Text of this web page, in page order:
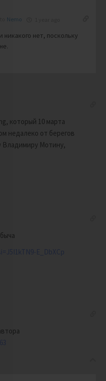
Nemo
никакого нет, поскольку
который 10 марта
недалеко от берегов
Владимиру Мотину,
E_DbXCp